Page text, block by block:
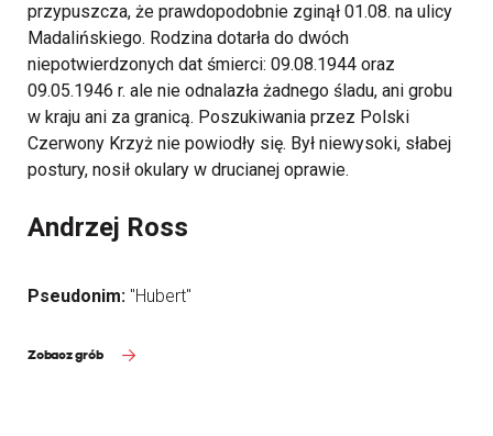
przypuszcza, że prawdopodobnie zginął 01.08. na ulicy
Madalińskiego. Rodzina dotarła do dwóch
niepotwierdzonych dat śmierci: 09.08.1944 oraz
09.05.1946 r. ale nie odnalazła żadnego śladu, ani grobu
w kraju ani za granicą. Poszukiwania przez Polski
Czerwony Krzyż nie powiodły się. Był niewysoki, słabej
postury, nosił okulary w drucianej oprawie.
Andrzej Ross
Pseudonim: "Hubert"
Zobacz grób